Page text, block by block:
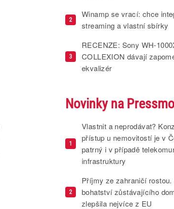
2
Winamp se vrací: chce
streaming a vlastní sbírky
3
RECENZE: Sony WH-
COLLEXION dávají
ekvalizér
Novinky na
1
Vlastnit a neprodávat?
přístup u nemovitostí je v
patrný i v případě
infrastruktury
2
Příjmy ze zahraničí rostou.
bohatství zůstávajícího
zlepšila nejvíce z EU